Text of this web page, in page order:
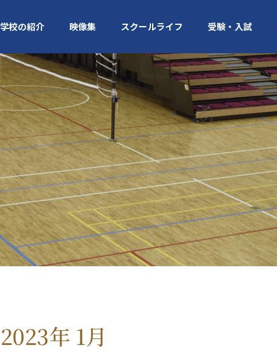
学校の紹介 映像集 スクールライフ 受験・入試
2023年 1月